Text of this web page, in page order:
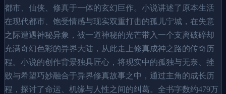
都市、仙侠、修真于一体的玄幻巨作。小说讲述了原本生活
在现代都市、饱受情感与现实双重打击的孤儿宁城，在失意
之际遭遇神秘异象，被一道神秘的光芒带入一个支离破碎却
充满奇幻色彩的异界大陆，从此走上修真成神之路的传奇历
程。小说的创作背景独具匠心，将现实中的孤独与无奈、挫
败与希望巧妙融合于异界修真故事之中，通过主角的成长历
程，探讨了命运、机缘与人性之间的纠葛。全书字数约479万